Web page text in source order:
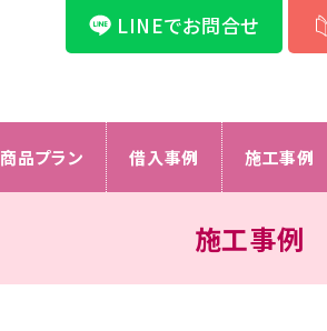
LINEでお問合せ
商品プラン 借入事例 施工事例
施工事例